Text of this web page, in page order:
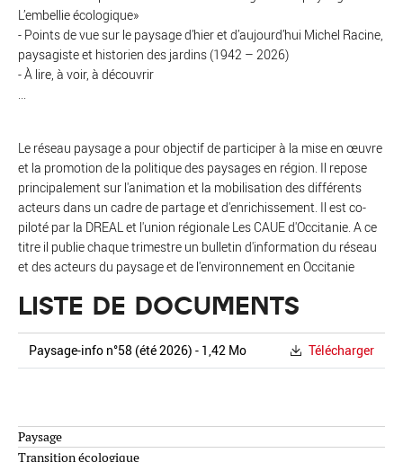
Paysage
Transition écologique
L’embellie écologique»
- Points de vue sur le paysage d’hier et d’aujourd’hui Michel Racine,
paysagiste et historien des jardins (1942 – 2026)
- À lire, à voir, à découvrir
...
Le réseau paysage a pour objectif de participer à la mise en œuvre
et la promotion de la politique des paysages en région. Il repose
principalement sur l'animation et la mobilisation des différents
acteurs dans un cadre de partage et d'enrichissement. Il est co-
piloté par la DREAL et l'union régionale Les CAUE d'Occitanie. A ce
titre il publie chaque trimestre un bulletin d'information du réseau
et des acteurs du paysage et de l'environnement en Occitanie
LISTE DE DOCUMENTS
Paysage-info n°58 (été 2026) - 1,42 Mo Télécharger